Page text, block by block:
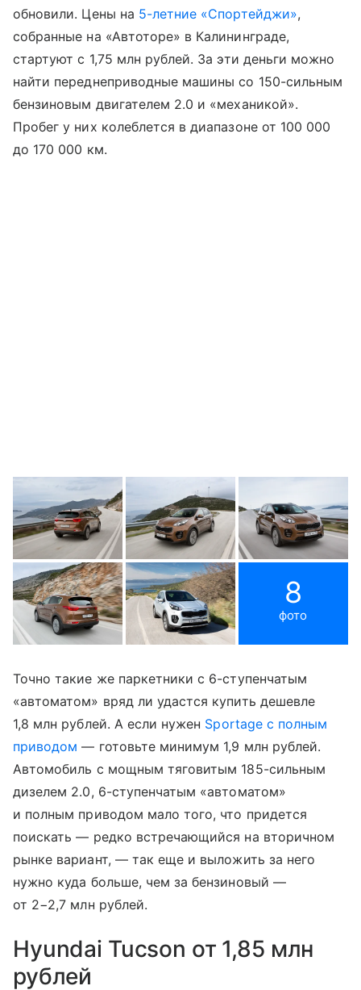
обновили. Цены на 5-летние «Спортейджи»,
собранные на «Автоторе» в Калининграде,
стартуют с 1,75 млн рублей. За эти деньги можно
найти переднеприводные машины со 150-сильным
бензиновым двигателем 2.0 и «механикой».
Пробег у них колеблется в диапазоне от 100 000
до 170 000 км.
8
фото
Точно такие же паркетники с 6-ступенчатым
«автоматом» вряд ли удастся купить дешевле
1,8 млн рублей. А если нужен Sportage с полным
приводом — готовьте минимум 1,9 млн рублей.
Автомобиль с мощным тяговитым 185-сильным
дизелем 2.0, 6-ступенчатым «автоматом»
и полным приводом мало того, что придется
поискать — редко встречающийся на вторичном
рынке вариант, — так еще и выложить за него
нужно куда больше, чем за бензиновый —
от 2−2,7 млн рублей.
Hyundai Tucson от 1,85 млн
рублей